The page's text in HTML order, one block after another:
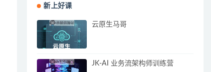
新上好课
云原生马哥
JK-AI 业务流架构师训练营